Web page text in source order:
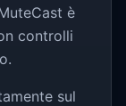
è
controlli
sul